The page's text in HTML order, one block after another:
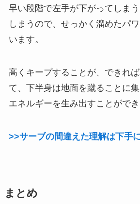
早い段階で左手が下がってしま
しまうので、せっかく溜めたパ
います。
高くキープすることが、できれ
て、下半身は地面を蹴ることに
エネルギーを生み出すことができ
>>サーブの間違えた理解は下手
まとめ